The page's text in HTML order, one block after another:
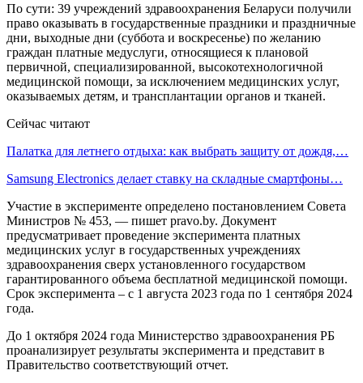
По сути: 39 учреждений здравоохранения Беларуси получили
право оказывать в государственные праздники и праздничные
дни, выходные дни (суббота и воскресенье) по желанию
граждан платные медуслуги, относящиеся к плановой
первичной, специализированной, высокотехнологичной
медицинской помощи, за исключением медицинских услуг,
оказываемых детям, и трансплантации органов и тканей.
Сейчас читают
Палатка для летнего отдыха: как выбрать защиту от дождя,…
Samsung Electronics делает ставку на складные смартфоны…
Участие в эксперименте определено постановлением Совета
Министров № 453, — пишет pravo.by. Документ
предусматривает проведение эксперимента платных
медицинских услуг в государственных учреждениях
здравоохранения сверх установленного государством
гарантированного объема бесплатной медицинской помощи.
Срок эксперимента – с 1 августа 2023 года по 1 сентября 2024
года.
До 1 октября 2024 года Министерство здравоохранения РБ
проанализирует результаты эксперимента и представит в
Правительство соответствующий отчет.